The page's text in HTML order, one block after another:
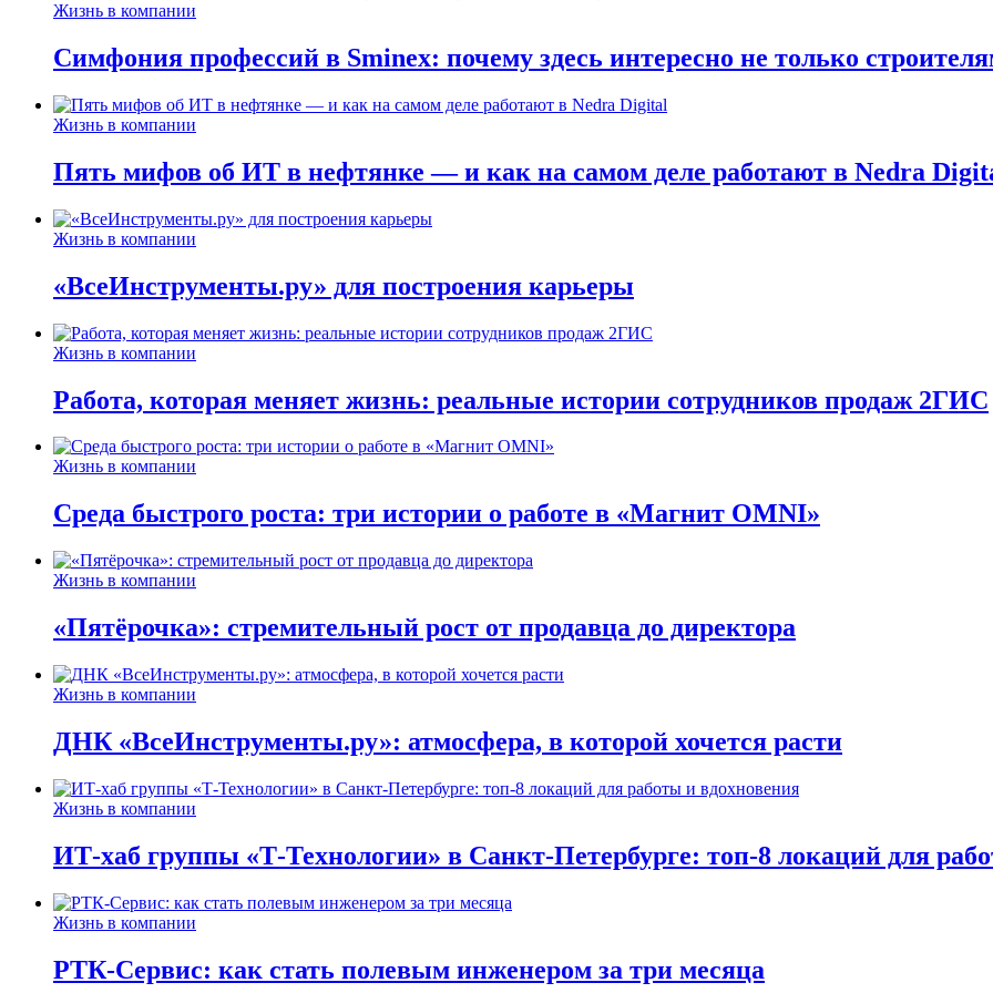
Жизнь в компании
Симфония профессий в Sminex: почему здесь интересно не только
Жизнь в компании
Пять мифов об ИТ в нефтянке — и как на самом деле работают в Nedra
Жизнь в компании
«ВсеИнструменты.ру» для построения карьеры
Жизнь в компании
Работа, которая меняет жизнь: реальные истории сотрудников продаж 2ГИС
Жизнь в компании
Среда быстрого роста: три истории о работе в «Магнит OMNI»
Жизнь в компании
«Пятёрочка»: стремительный рост от продавца до директора
Жизнь в компании
ДНК «ВсеИнструменты.ру»: атмосфера, в которой хочется расти
Жизнь в компании
ИТ-хаб группы «Т-Технологии» в Санкт-Петербурге: топ-8 локаций для
Жизнь в компании
РТК-Сервис: как стать полевым инженером за три месяца